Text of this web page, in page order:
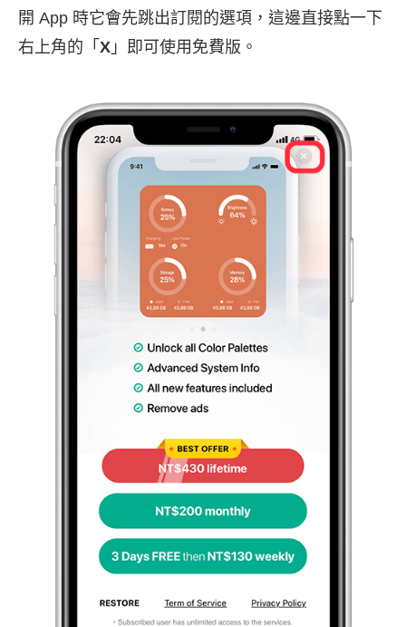
開 App 時它會先跳出訂閱的選項，這邊直接點一下
右上角的「 X 」即可使用免費版。